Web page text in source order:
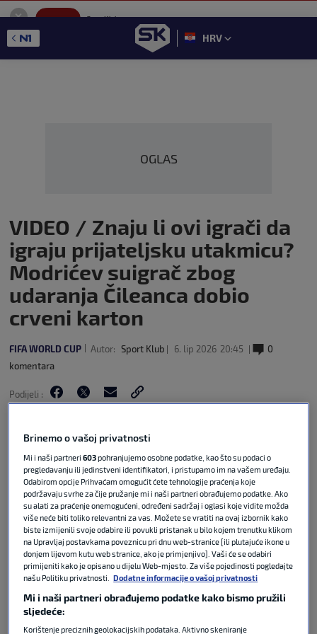
SportKlub
GET - On the Google Play
HRV
OGLAS
VIDEO / Znaju li ovi igrači da
igraju prijateljsku utakmicu?
Modrićev suigrač zbog
udaranja Čileanca dobio
crveni karton
FIFA WORLD CUP Autor: Sport Klub 6. lip 2026 20:45
0
komentara
Podijeli :
U subotu navečer Portugal je u svojoj prvoj
Sjevernoj Americi ugostio Čile koji se nije plasirao
na Mundijal. Trebala je to biti prijateljska
Brinemo o vašoj privatnosti
Mi i naši partneri603pohranjujemo osobne podatke, kao što su podaci o
pregledavanju ili jedinstveni identifikatori, i pristupamo im na vašem uređaju.
Odabirom opcije Prihvaćam omogućit ćete tehnologije praćenja koje
podržavaju svrhe za čije pružanje mi i naši partneri obrađujemo podatke. Ako
su alati za praćenje onemogućeni, određeni sadržaj i oglasi koje vidite možda
više neće biti toliko relevantni za vas. Možete se vratiti na ovaj izbornik kako
biste izmijenili svoje odabire ili povukli pristanak u bilo kojem trenutku klikom
na Upravljaj postavkama poveznicu pri dnu web-stranice [ili plutajuće ikone u
donjem lijevom kutu web stranice, ako je primjenjivo]. Vaši će se odabiri
primijeniti kako je opisano u dijelu Web-mjesto. Za više pojedinosti pogledajte
našu Politiku privatnosti.
Dodatne informacije o vašoj privatnosti
Mi i naši partneri obrađujemo podatke kako bismo pružili
sljedeće:
Korištenje preciznih geolokacijskih podataka. Aktivno skeniranje